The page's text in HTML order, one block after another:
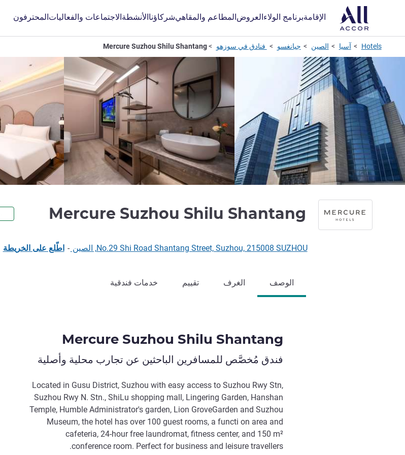
الإقامةبرنامج الولاءالعروضالمطاعم والمقاهيشركاؤناالأنشطةالاجتماعات والفعالياتالمحترفون
Hotels آسيا الصين جيانغسو فنادق في سوزهو Mercure Suzhou Shilu Shantang
Mercure Suzhou Shilu Shantang
No.29 Shi Road Shantang Street, Suzhou, 215008 SUZHOU, الصين - اطّلع على الخريطة
الوصف الغرف تقييم خدمات فندقية
Mercure Suzhou Shilu Shantang
فندق مُخصَّص للمسافرين الباحثين عن تجارب محلية وأصلية
Located in Gusu District, Suzhou with easy access to Suzhou Rwy Stn,
Suzhou Rwy N. Stn., ShiLu shopping mall, Lingering Garden, Hanshan
Temple, Humble Administrator's garden, Lion GroveGarden and Suzhou
Museum, the hotel has over 100 guest rooms, a functi on area and
cafeteria, 24-hour free laundromat, fitness center, and 150 m²
conference room. Perfect for business and leisure travellers.